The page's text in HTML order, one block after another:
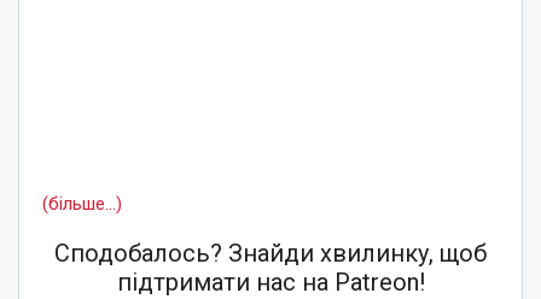
(більше…)
Сподобалось? Знайди хвилинку, щоб
підтримати нас на Patreon!